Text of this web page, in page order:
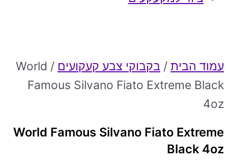
עמוד הבית / בקבוקי צבע קעקועים
/ World
Famous Silvano Fiato Extreme Black
4oz
World Famous Silvano Fiato Extreme
Black 4oz